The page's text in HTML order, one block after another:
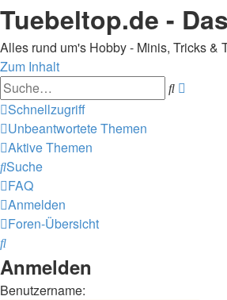
Tuebeltop.de -
Alles rund um's Hobby - Minis, Tricks &
Zum Inhalt
Suche
Schnellzugriff
Unbeantwortete Themen
Aktive Themen
Suche
FAQ
Anmelden
Foren-Übersicht
Suche
Anmelden
Benutzername: